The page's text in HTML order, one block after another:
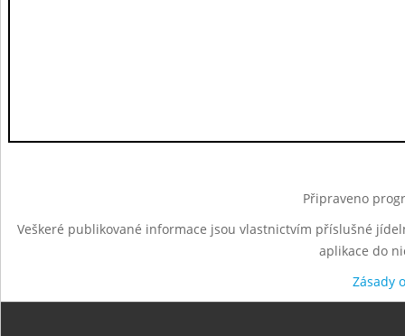
Připraveno
Veškeré publikované informace jsou vlastnictvím příslušné
aplikace do
Zásady